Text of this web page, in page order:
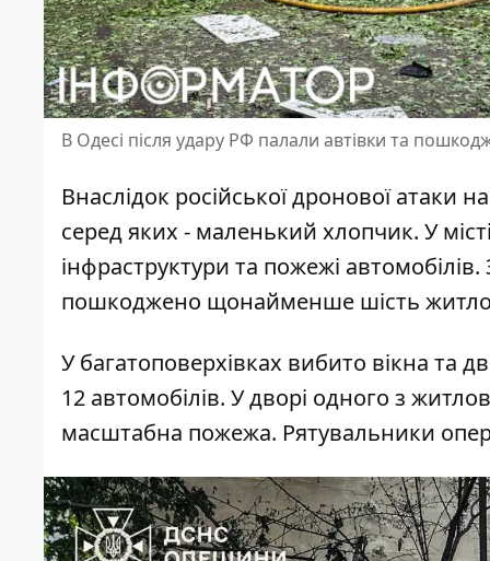
В Одесі після удару РФ палали автівки та
Внаслідок російської дронової
серед яких - маленький хлопчик. У
інфраструктури та пожежі
пошкоджено щонайменше шість
У багатоповерхівках вибито вікна та
12 автомобілів. У дворі одного з
масштабна пожежа. Рятувальники